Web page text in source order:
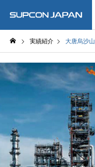
実績紹介 大唐烏沙山